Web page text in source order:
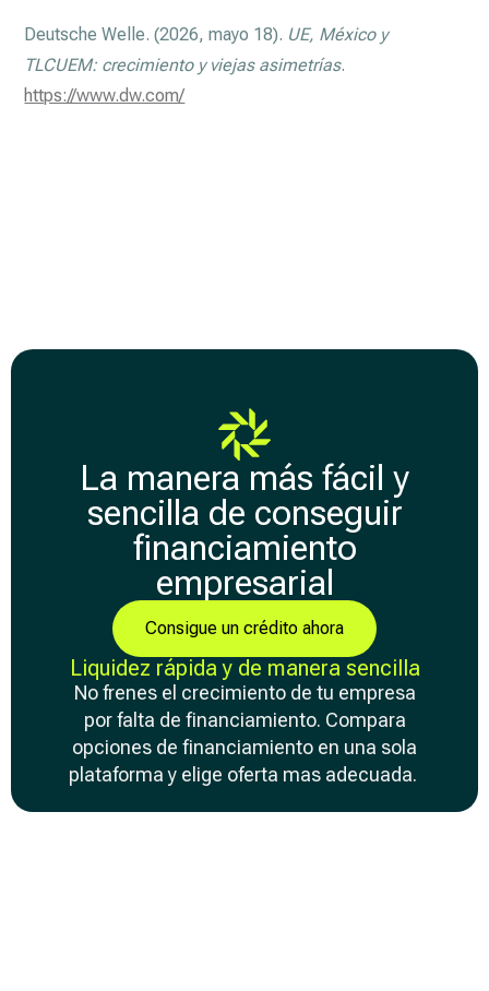
Deutsche Welle. (2026, mayo 18). UE, México y
TLCUEM: crecimiento y viejas asimetrías.
https://www.dw.com/
La manera más fácil y
sencilla de conseguir
financiamiento
empresarial
Consigue un crédito ahora
Liquidez rápida y de manera sencilla
No frenes el crecimiento de tu empresa
por falta de financiamiento. Compara
opciones de financiamiento en una sola
plataforma y elige oferta mas adecuada.